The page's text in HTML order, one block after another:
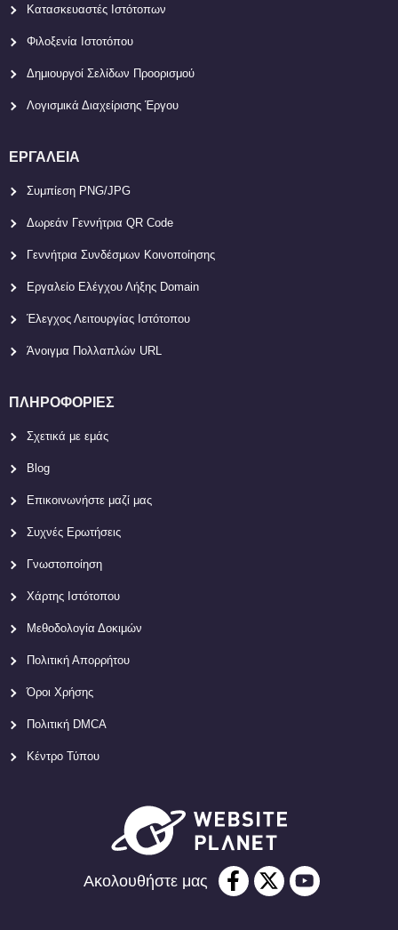
Κατασκευαστές Ιστότοπων
Φιλοξενία Ιστοτόπου
Δημιουργοί Σελίδων Προορισμού
Λογισμικά Διαχείρισης Έργου
ΕΡΓΑΛΕΊΑ
Συμπίεση PNG/JPG
Δωρεάν Γεννήτρια QR Code
Γεννήτρια Συνδέσμων Κοινοποίησης
Εργαλείο Ελέγχου Λήξης Domain
Έλεγχος Λειτουργίας Ιστότοπου
Άνοιγμα Πολλαπλών URL
ΠΛΗΡΟΦΟΡΊΕΣ
Σχετικά με εμάς
Blog
Επικοινωνήστε μαζί μας
Συχνές Ερωτήσεις
Γνωστοποίηση
Χάρτης Ιστότοπου
Μεθοδολογία Δοκιμών
Πολιτική Απορρήτου
Όροι Χρήσης
Πολιτική DMCA
Κέντρο Τύπου
Ακολουθήστε μας